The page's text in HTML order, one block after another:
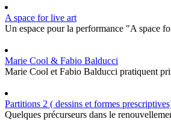
A space for live art
Un espace pour la performance "A space
Marie Cool & Fabio Balducci
Marie Cool et Fabio Balducci pratiquent
Partitions 2 ( dessins et formes
Quelques précurseurs dans le